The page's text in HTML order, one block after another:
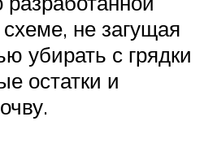
не загущая
убирать с грядки
остатки и